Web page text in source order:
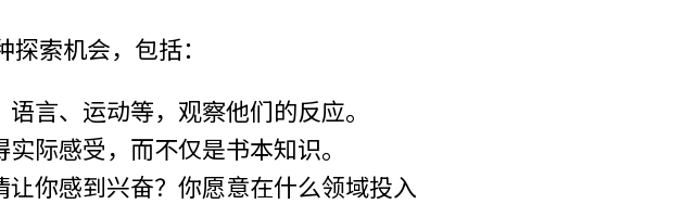
索机会，包括：
言、运动等，观察他们的反应。
际感受，而不仅是书本知识。
你感到兴奋？你愿意在什么领域投入